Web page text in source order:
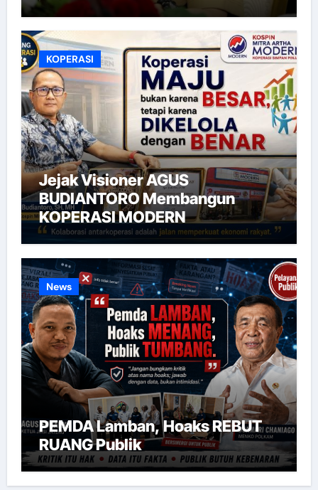
KOPERASI
Jejak Visioner AGUS
BUDIANTORO Membangun
KOPERASI MODERN
News
PEMDA Lamban, Hoaks REBUT
RUANG Publik